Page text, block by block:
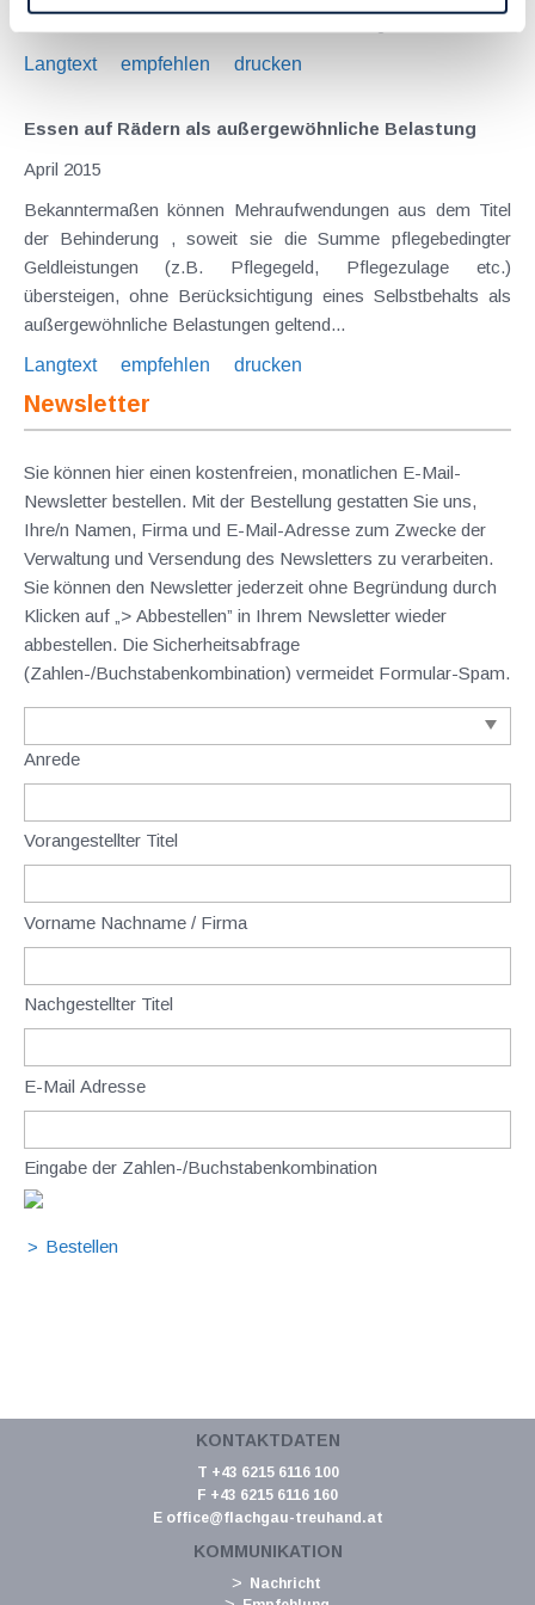
Langtext
empfehlen drucken
Essen auf Rädern als außergewöhnliche Belastung
April 2015
Bekanntermaßen können Mehraufwendungen aus dem Titel
der Behinderung , soweit sie die Summe pflegebedingter
Geldleistungen (z.B. Pflegegeld, Pflegezulage etc.)
übersteigen, ohne Berücksichtigung eines Selbstbehalts als
außergewöhnliche Belastungen geltend...
Langtext
empfehlen drucken
Newsletter
Sie können hier einen kostenfreien, monatlichen E-Mail-
Newsletter bestellen. Mit der Bestellung gestatten Sie uns,
Ihre/n Namen, Firma und E-Mail-Adresse zum Zwecke der
Verwaltung und Versendung des Newsletters zu verarbeiten.
Sie können den Newsletter jederzeit ohne Begründung durch
Klicken auf „> Abbestellen” in Ihrem Newsletter wieder
abbestellen. Die Sicherheitsabfrage
(Zahlen-/Buchstabenkombination) vermeidet Formular-Spam.
Anrede
Vorangestellter Titel
Vorname Nachname / Firma
Nachgestellter Titel
E-Mail Adresse
Eingabe der Zahlen-/Buchstabenkombination
KONTAKTDATEN
T +43 6215 6116 100
F +43 6215 6116 160
E office@flachgau-treuhand.at
KOMMUNIKATION
Nachricht